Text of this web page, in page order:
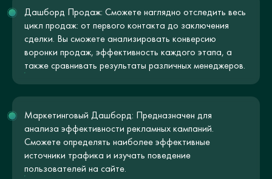
Дашборд Продаж: Сможете наглядно отследить весь
цикл продаж: от первого контакта до заключения
сделки. Вы сможете анализировать конверсию
воронки продаж, эффективность каждого этапа, а
также сравнивать результаты различных менеджеров.
Маркетинговый Дашборд: Предназначен для
анализа эффективности рекламных кампаний.
Сможете определять наиболее эффективные
источники трафика и изучать поведение
пользователей на сайте.